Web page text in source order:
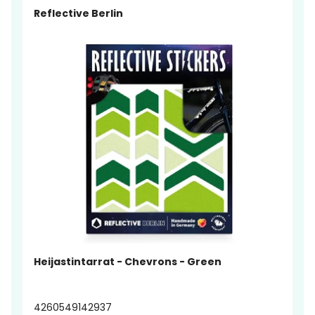
Reflective Berlin
Heijastintarrat - Chevrons - Green
4260549142937